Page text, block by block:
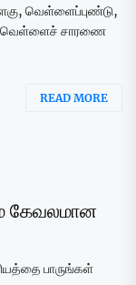
வெள்ளைப்புண்டு,
வெள்ளைச் சாரணை
READ MORE
கேவலமான
பாருங்கள்